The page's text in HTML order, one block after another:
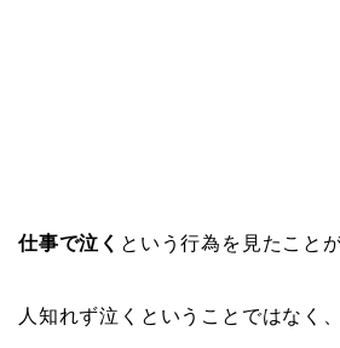
仕事で泣く という行為を見たこと
人知れず泣くということではなく、